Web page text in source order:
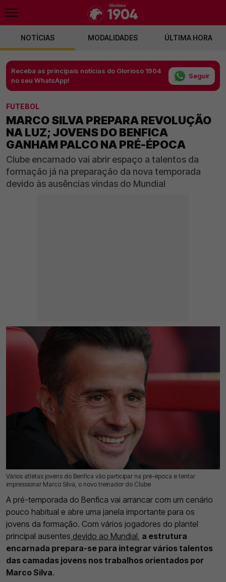
NOTÍCIAS MODALIDADES ÚLTIMA HORA
Receba as principais notícias do Glorioso 1904
no seu WhatsApp!
Seguir
FUTEBOL
MARCO SILVA PREPARA REVOLUÇÃO
NA LUZ; JOVENS DO BENFICA
GANHAM PALCO NA PRÉ-ÉPOCA
Clube encarnado vai abrir espaço a talentos da
formação já na preparação da nova temporada
devido às ausências vindas do Mundial
Vários atletas jovens do Benfica vão participar na pré-época e tentar
impressionar Marco Silva, o novo treinador do Clube
09 Jun 2026 | 13:40 | 0
A pré-temporada do Benfica vai arrancar com um cenário
pouco habitual e abre uma janela importante para os
jovens da formação. Com vários jogadores do plantel
principal ausentes devido ao Mundial, a estrutura
encarnada prepara-se para integrar vários talentos
das camadas jovens nos trabalhos orientados por
Marco Silva.